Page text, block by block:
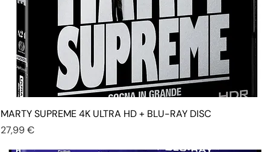
MARTY SUPREME 4K ULTRA HD + BLU-RAY DISC
Prezzo
27,99 €